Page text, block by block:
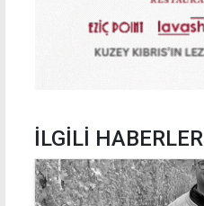
İLGİLİ HABERLER